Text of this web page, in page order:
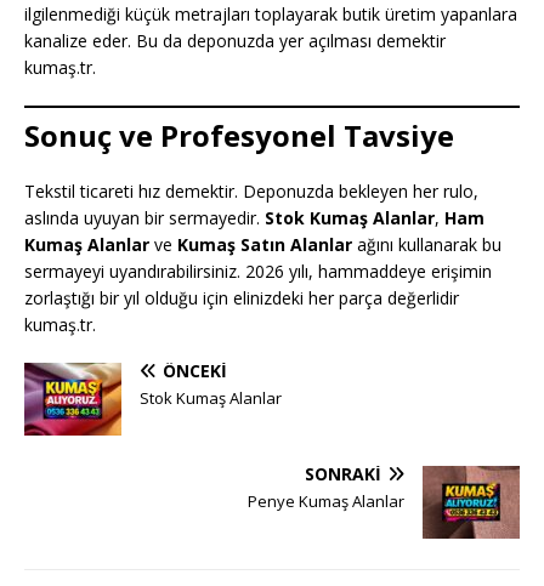
ilgilenmediği küçük metrajları toplayarak butik üretim yapanlara
kanalize eder. Bu da deponuzda yer açılması demektir
kumaş.tr.
Sonuç ve Profesyonel Tavsiye
Tekstil ticareti hız demektir. Deponuzda bekleyen her rulo,
aslında uyuyan bir sermayedir. Stok Kumaş Alanlar, Ham
Kumaş Alanlar ve Kumaş Satın Alanlar ağını kullanarak bu
sermayeyi uyandırabilirsiniz. 2026 yılı, hammaddeye erişimin
zorlaştığı bir yıl olduğu için elinizdeki her parça değerlidir
kumaş.tr.
ÖNCEKI
Stok Kumaş Alanlar
SONRAKI
Penye Kumaş Alanlar